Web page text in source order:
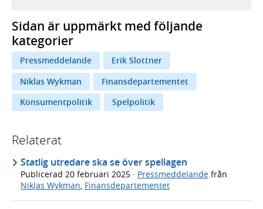
Sidan är uppmärkt med följande
kategorier
Pressmeddelande
Erik Slottner
Niklas Wykman
Finansdepartementet
Konsumentpolitik
Spelpolitik
Relaterat
Statlig utredare ska se över spellagen
Publicerad 20 februari 2025 · Pressmeddelande från
Niklas Wykman, Finansdepartementet